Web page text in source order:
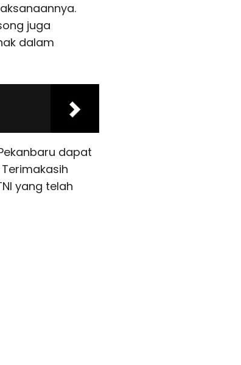
juga
dalam
dapat
yang telah